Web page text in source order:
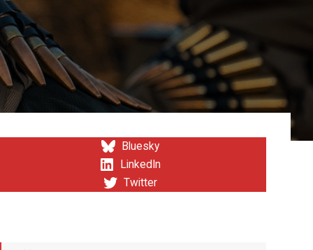
Bluesky
LinkedIn
Twitter